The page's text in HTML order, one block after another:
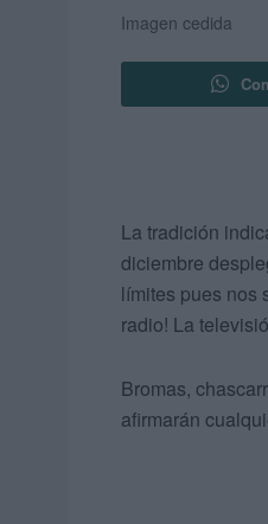
Imagen cedida
La tradición
diciembre
límites pues nos
radio! La
Bromas,
afirmarán